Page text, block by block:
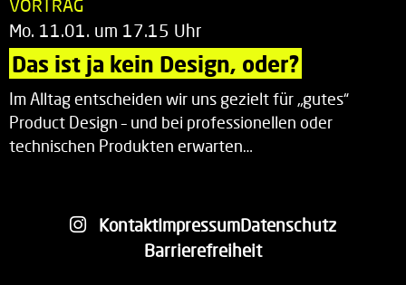
VORTRAG
Mo. 11.01. um 17.15 Uhr
Das ist ja kein Design, oder?
Im Alltag entscheiden wir uns gezielt für „gutes“
Product Design – und bei professionellen oder
technischen Produkten erwarten…
KontaktImpressumDatenschutz
Barrierefreiheit